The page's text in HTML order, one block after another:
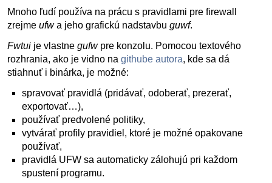
Mnoho ľudí používa na prácu s pravidlami pre firewall
zrejme ufw a jeho grafickú nadstavbu guwf.
Fwtui je vlastne gufw pre konzolu. Pomocou textového
rozhrania, ako je vidno na githube autora, kde sa dá
stiahnuť i binárka, je možné:
spravovať pravidlá (pridávať, odoberať, prezerať,
exportovať…),
používať predvolené politiky,
vytvárať profily pravidiel, ktoré je možné opakovane
používať,
pravidlá UFW sa automaticky zálohujú pri každom
spustení programu.